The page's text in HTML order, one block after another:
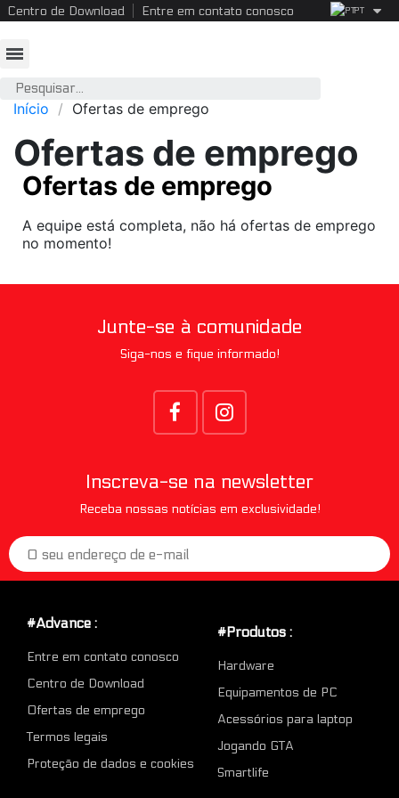
Centro de Download Entre em contato conosco PT
Início Ofertas de emprego
Ofertas de emprego
Ofertas de emprego
A equipe está completa, não há ofertas de emprego
no momento!
Junte-se à comunidade
Siga-nos e fique informado!
Inscreva-se na newsletter
Receba nossas notícias em exclusividade!
#Advance :
Entre em contato conosco
Centro de Download
Ofertas de emprego
Termos legais
Proteção de dados e cookies
#Produtos :
Hardware
Equipamentos de PC
Acessórios para laptop
Jogando GTA
Smartlife